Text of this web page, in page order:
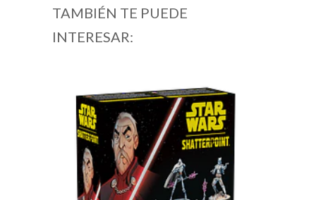
TAMBIÉN TE PUEDE
INTERESAR: